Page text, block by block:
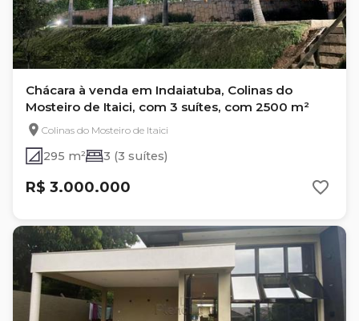
Chácara à venda em Indaiatuba, Colinas do
Mosteiro de Itaici, com 3 suítes, com 2500 m²
Colinas do Mosteiro de Itaici
295 m² 3 (3 suítes)
R$ 3.000.000